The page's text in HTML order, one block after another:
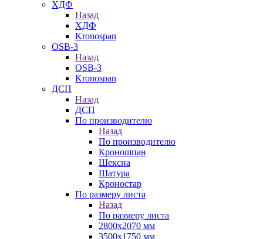
ХДФ
Назад
ХДФ
Kronospan
OSB-3
Назад
OSB-3
Kronospan
ДСП
Назад
ДСП
По производителю
Назад
По производителю
Кроношпан
Шексна
Шатура
Кроностар
По размеру листа
Назад
По размеру листа
2800х2070 мм
3500х1750 мм